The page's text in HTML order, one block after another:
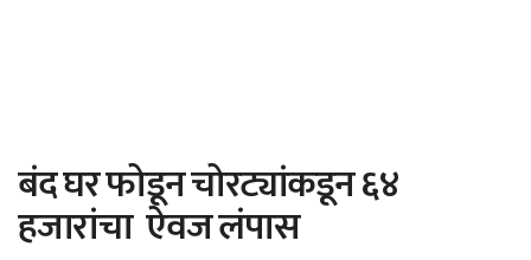
बंद घर फोडून चोरट्यांकडून ६४
हजारांचा ऐवज लंपास